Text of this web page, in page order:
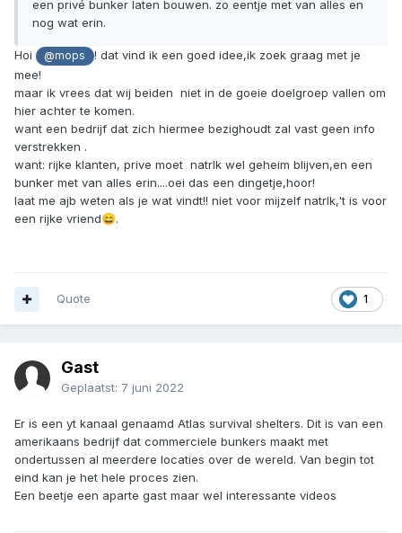
een privé bunker laten bouwen. zo eentje met van alles en
nog wat erin.
Hoi @mops
! dat vind ik een goed idee,ik zoek graag met je
mee!
maar ik vrees dat wij beiden niet in de goeie doelgroep vallen om
hier achter te komen.
want een bedrijf dat zich hiermee bezighoudt zal vast geen info
verstrekken .
want: rijke klanten, prive moet natrlk wel geheim blijven,en een
bunker met van alles erin....oei das een dingetje,hoor!
laat me ajb weten als je wat vindt!! niet voor mijzelf natrlk,'t is voor
een rijke vriend😄.
1
Quote
Gast
Geplaatst: 7 juni 2022
Er is een yt kanaal genaamd Atlas survival shelters. Dit is van een
amerikaans bedrijf dat commerciele bunkers maakt met
ondertussen al meerdere locaties over de wereld. Van begin tot
eind kan je het hele proces zien.
Een beetje een aparte gast maar wel interessante videos